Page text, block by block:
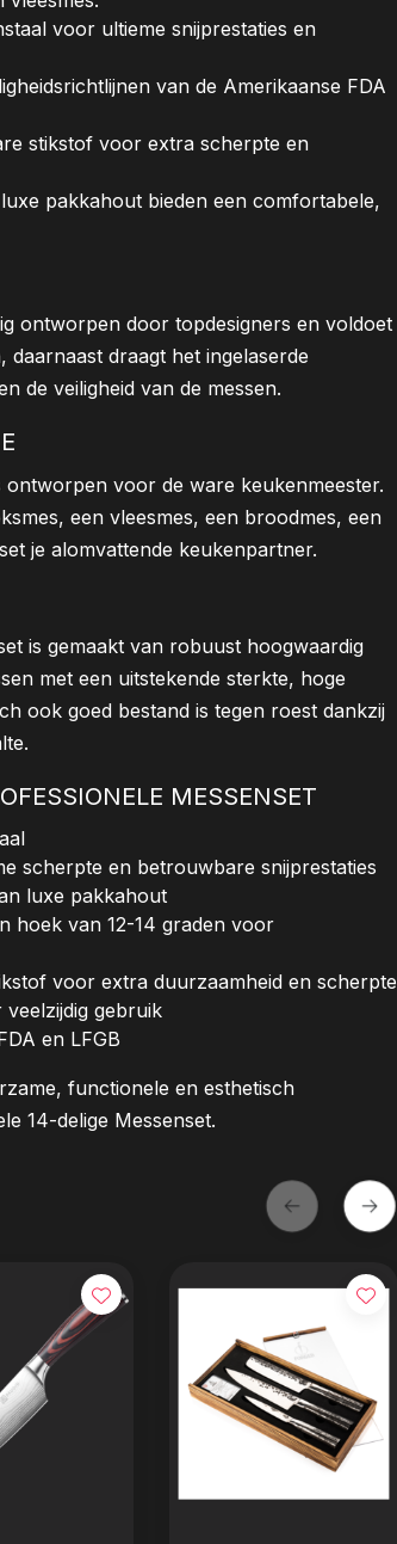
voor ultieme snijprestaties en
van de Amerikaanse FDA
stikstof voor extra scherpte en
pakkahout bieden een comfortabele,
ontworpen door topdesigners en voldoet
daarnaast draagt het ingelaserde
de veiligheid van de messen.
ontworpen voor de ware keukenmeester.
een vleesmes, een broodmes, een
je alomvattende keukenpartner.
is gemaakt van robuust hoogwaardig
met een uitstekende sterkte, hoge
ook goed bestand is tegen roest dankzij
MESSENSET
scherpte en betrouwbare snijprestaties
luxe pakkahout
hoek van 12-14 graden voor
voor extra duurzaamheid en scherpte
gebruik
en LFGB
functionele en esthetisch
14-delige Messenset.